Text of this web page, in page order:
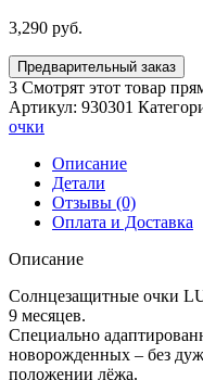
3,290 руб.
Предварительный заказ
3 Смотрят этот товар
Артикул: 930301
очки
Описание
Детали
Отзывы (0)
Оплата и Доставка
Описание
Солнцезащитные очки
9 месяцев.
Специально
новорожденных – без
положении лёжа.